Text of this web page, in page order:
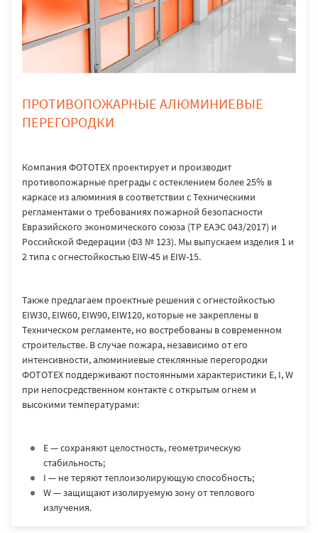
ПРОТИВОПОЖАРНЫЕ АЛЮМИНИЕВЫЕ
ПЕРЕГОРОДКИ
Компания ФОТОТЕХ проектирует и производит
противопожарные преграды с остеклением более 25% в
каркасе из алюминия в соответствии с Техническими
регламентами о требованиях пожарной безопасности
Евразийского экономического союза (ТР ЕАЭС 043/2017) и
Российской Федерации (ФЗ № 123). Мы выпускаем изделия 1 и
2 типа с огнестойкостью EIW-45 и EIW-15.
Также предлагаем проектные решения с огнестойкостью
EIW30, EIW60, EIW90, EIW120, которые не закреплены в
Техническом регламенте, но востребованы в современном
строительстве. В случае пожара, независимо от его
интенсивности, алюминиевые стеклянные перегородки
ФОТОТЕХ поддерживают постоянными характеристики E, I, W
при непосредственном контакте с открытым огнем и
высокими температурами:
E — сохраняют целостность, геометрическую
стабильность;
I — не теряют теплоизолирующую способность;
W — защищают изолируемую зону от теплового
излучения.